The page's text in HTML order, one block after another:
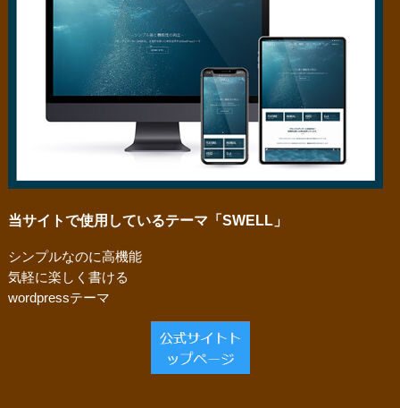
当サイトで使用しているテーマ「SWELL」
シンプルなのに高機能
気軽に楽しく書ける
wordpressテーマ